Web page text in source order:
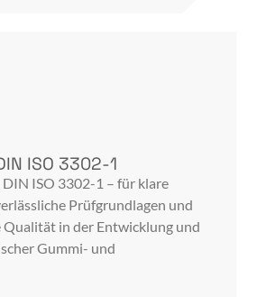
ISO 3302-1
DIN ISO 3302-1 – für klare
Prüfgrundlagen und
in der Entwicklung und
Gummi- und